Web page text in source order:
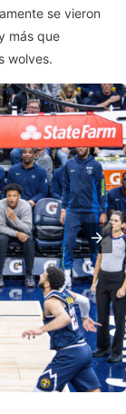
se vieron
más que
wolves.